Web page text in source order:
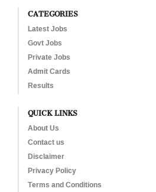
CATEGORIES
Latest Jobs
Govt Jobs
Private Jobs
Admit Cards
Results
QUICK LINKS
About Us
Contact us
Disclaimer
Privacy Policy
Terms and Conditions